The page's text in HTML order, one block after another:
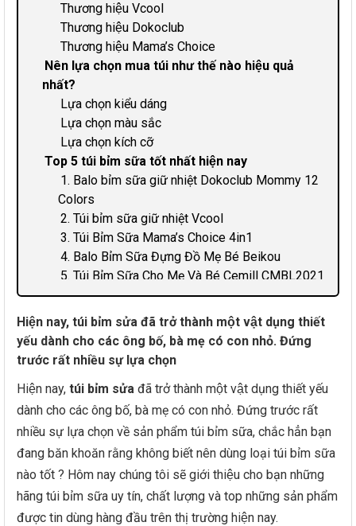
Thương hiệu Vcool
Thương hiệu Dokoclub
Thương hiệu Mama’s Choice
Nên lựa chọn mua túi như thế nào hiệu quả
nhất?
Lựa chọn kiểu dáng
Lựa chọn màu sắc
Lựa chọn kích cỡ
Top 5 túi bỉm sữa tốt nhất hiện nay
1. Balo bỉm sữa giữ nhiệt Dokoclub Mommy 12
Colors
2. Túi bỉm sữa giữ nhiệt Vcool
3. Túi Bỉm Sữa Mama’s Choice 4in1
4. Balo Bỉm Sữa Đựng Đồ Mẹ Bé Beikou
5. Túi Bỉm Sữa Cho Mẹ Và Bé Cemill CMBL2021
Một số câu hỏi về sản phẩm túi bỉm sữa?
1. Nên bảo quản túi bỉm sữa như thế nào là đúng
cách?
2. Nên mua túi bỉm sữa ở đâu chất lượng tốt?
Tham khảo thêm các sản phẩm:
Hiện nay, túi bỉm sửa đã trở thành một vật dụng thiết
yếu dành cho các ông bố, bà mẹ có con nhỏ. Đứng
trước rất nhiều sự lựa chọn
Hiện nay, túi bỉm sửa đã trở thành một vật dụng thiết yếu
dành cho các ông bố, bà mẹ có con nhỏ. Đứng trước rất
nhiều sự lựa chọn về sản phẩm túi bỉm sữa, chắc hẳn bạn
đang băn khoăn rằng không biết nên dùng loại túi bỉm sữa
nào tốt ? Hôm nay chúng tôi sẽ giới thiệu cho bạn những
hãng túi bỉm sữa uy tín, chất lượng và top những sản phẩm
được tin dùng hàng đầu trên thị trường hiện nay.